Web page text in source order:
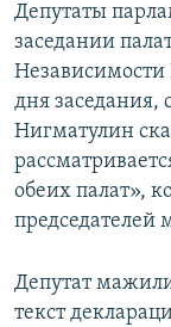
Депутаты
заседании
Независимости
дня
Нигматулин
обеих палат»,
председателей
Депутат
текст